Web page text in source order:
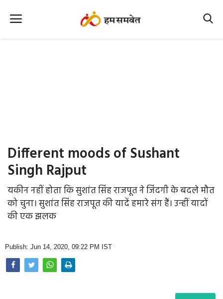
Office Office
Farm & Food
Health & Lifestyle
Different moods of Sushant
Singh Rajput
यकीन नहीं होता कि सुशांत सिंह राजपूत ने जिंदगी के बदले मौत
को चुना। सुशांत सिंह राजपूत की यादें हमारे संग हैं। उन्हीं यादों
की एक झलक
Publish: Jun 14, 2020, 09:22 PM IST